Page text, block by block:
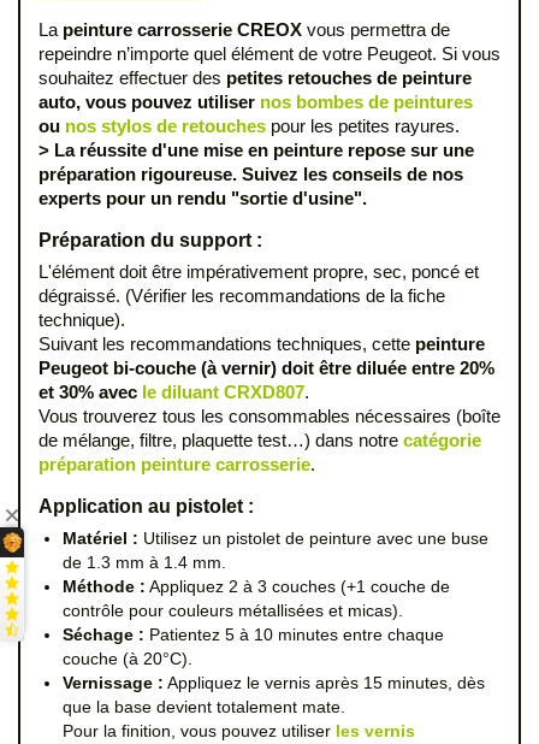
La peinture carrosserie CREOX vous permettra de
repeindre n’importe quel élément de votre Peugeot. Si vous
souhaitez effectuer des petites retouches de peinture
auto, vous pouvez utiliser nos bombes de peintures
ou nos stylos de retouches pour les petites rayures.
> La réussite d'une mise en peinture repose sur une
préparation rigoureuse. Suivez les conseils de nos
experts pour un rendu "sortie d'usine".
Préparation du support :
L'élément doit être impérativement propre, sec, poncé et
dégraissé. (Vérifier les recommandations de la fiche
technique).
Suivant les recommandations techniques, cette peinture
Peugeot bi-couche (à vernir) doit être diluée entre 20%
et 30% avec le diluant CRXD807.
Vous trouverez tous les consommables nécessaires (boîte
de mélange, filtre, plaquette test…) dans notre catégorie
préparation peinture carrosserie.
Application au pistolet :
Matériel : Utilisez un pistolet de peinture avec une buse
de 1.3 mm à 1.4 mm.
Méthode : Appliquez 2 à 3 couches (+1 couche de
contrôle pour couleurs métallisées et micas).
Séchage : Patientez 5 à 10 minutes entre chaque
couche (à 20°C).
Vernissage : Appliquez le vernis après 15 minutes, dès
que la base devient totalement mate.
Pour la finition, vous pouvez utiliser les vernis